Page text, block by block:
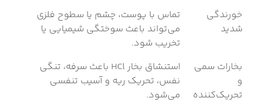
خورندگی
شدید
تماس با پوست، چشم یا سطوح فلزی
می‌تواند باعث سوختگی شیمیایی یا
تخریب شود.
بخارات سمی
و
تحریک‌کننده
استنشاق بخار HCl باعث سرفه، تنگی
نفس، تحریک ریه و آسیب تنفسی
می‌شود.